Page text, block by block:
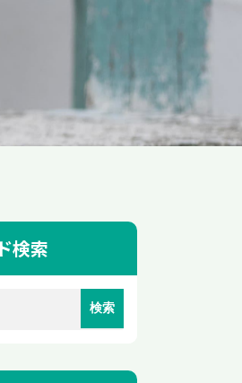
検索